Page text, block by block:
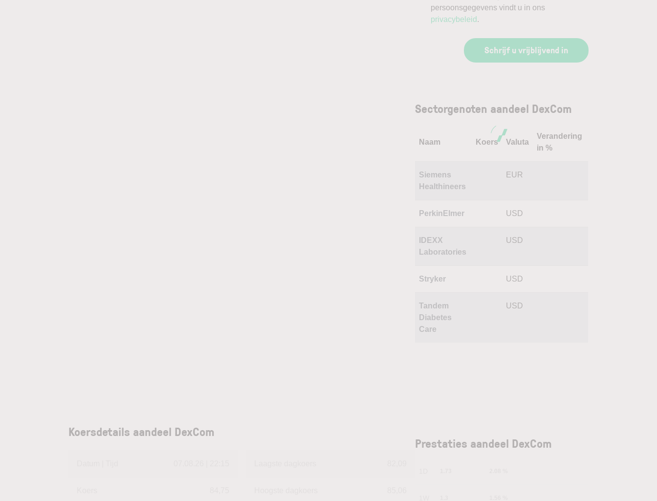
persoonsgegevens vindt u in ons
privacybeleid .
Schrijf u vrijblijvend in
Sectorgenoten aandeel DexCom
Naam Koers Valuta
Verandering
in %
Siemens
Healthineers
EUR
PerkinElmer USD
IDEXX
Laboratories
USD
Stryker USD
Tandem
Diabetes
Care
USD
Koersdetails aandeel DexCom
Prestaties aandeel DexCom